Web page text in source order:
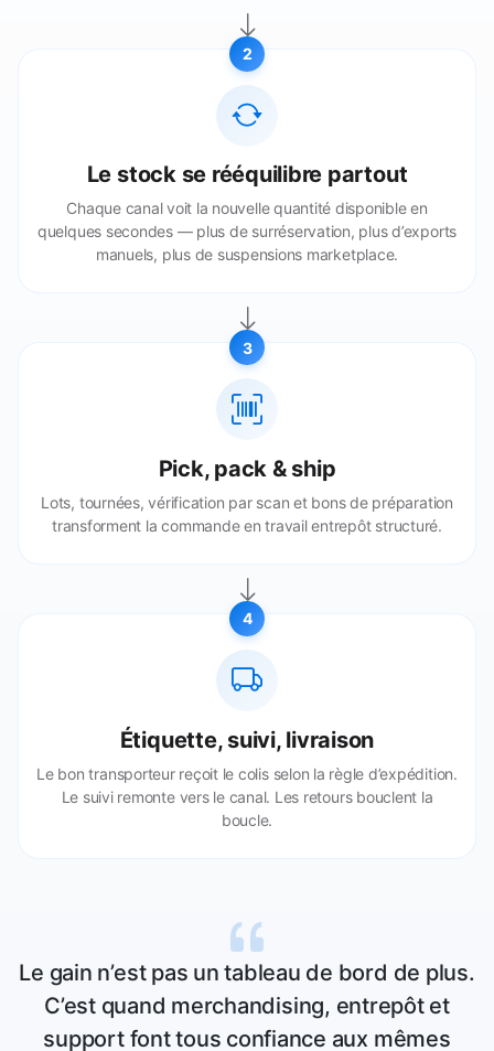
2
Le stock se rééquilibre partout
Chaque canal voit la nouvelle quantité disponible en
quelques secondes — plus de surréservation, plus d’exports
manuels, plus de suspensions marketplace.
3
Pick, pack & ship
Lots, tournées, vérification par scan et bons de préparation
transforment la commande en travail entrepôt structuré.
4
Étiquette, suivi, livraison
Le bon transporteur reçoit le colis selon la règle d’expédition.
Le suivi remonte vers le canal. Les retours bouclent la
boucle.
Le gain n’est pas un tableau de bord de plus.
C’est quand merchandising, entrepôt et
support font tous confiance aux mêmes